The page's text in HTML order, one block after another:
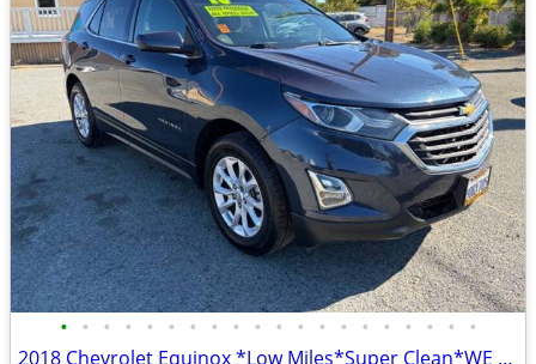
• • • • • • • • • • • • • • • • • • • •
2018 Chevrolet Equinox *Low Miles*Super Clean*WE Finance ALL Credit*